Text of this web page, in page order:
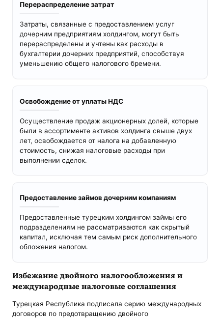
Перераспределение затрат
Затраты, связанные с предоставлением услуг
дочерним предприятиям холдингом, могут быть
перераспределены и учтены как расходы в
бухгалтерии дочерних предприятий, способствуя
уменьшению общего налогового бремени.
Освобождение от уплаты НДС
Осуществление продаж акционерных долей, которые
были в ассортименте активов холдинга свыше двух
лет, освобождается от налога на добавленную
стоимость, снижая налоговые расходы при
выполнении сделок.
Предоставление займов дочерним компаниям
Предоставленные турецким холдингом займы его
подразделениям не рассматриваются как скрытый
капитал, исключая тем самым риск дополнительного
обложения налогом.
Избежание двойного налогообложения и
международные налоговые соглашения
Турецкая Республика подписала серию международных
договоров по предотвращению двойного